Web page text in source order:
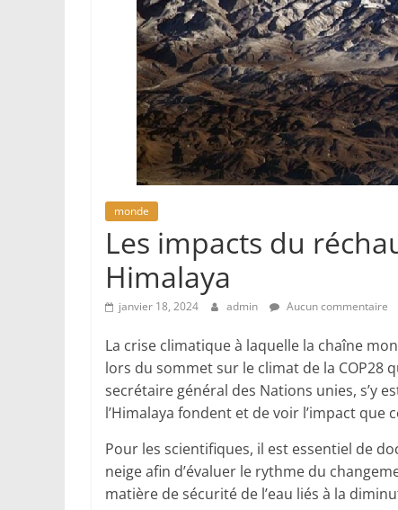
monde
Les impacts du
Himalaya
janvier 18, 2024 admin Aucun commentaire
La crise climatique à laquelle la chaîne
lors du sommet sur le climat de la COP28
secrétaire général des Nations unies, s’y
l’Himalaya fondent et de voir l’impact
Pour les scientifiques, il est essentiel de
neige afin d’évaluer le rythme du
matière de sécurité de l’eau liés à la